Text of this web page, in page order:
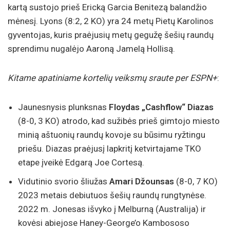
kartą sustojo prieš Ericką Garcia Benitezą balandžio
mėnesį. Lyons (8:2, 2 KO) yra 24 metų Pietų Karolinos
gyventojas, kuris praėjusių metų gegužę šešių raundų
sprendimu nugalėjo Aaroną Jamelą Hollisą.
Kitame apatiniame kortelių veiksmų sraute per ESPN+:
Jaunesnysis plunksnas Floydas „Cashflow“ Diazas
(8-0, 3 KO) atrodo, kad sužibės prieš gimtojo miesto
minią aštuonių raundų kovoje su būsimu ryžtingu
priešu. Diazas praėjusį lapkritį ketvirtajame TKO
etape įveikė Edgarą Joe Cortesą.
Vidutinio svorio šliužas Amari Džounsas (8-0, 7 KO)
2023 metais debiutuos šešių raundų rungtynėse.
2022 m. Jonesas išvyko į Melburną (Australija) ir
kovėsi abiejose Haney-George’o Kambososo